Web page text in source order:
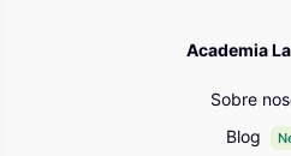
Academia
Sobre
Blog